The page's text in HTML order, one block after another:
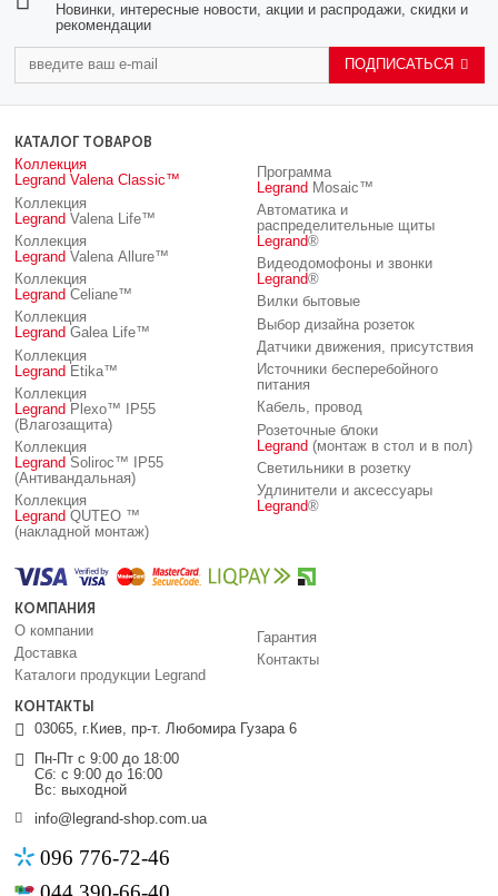
Новинки, интересные новости, акции и распродажи, скидки и
рекомендации
ПОДПИСАТЬСЯ
КОНТАКТЫ
03065, г.Киев, пр-т. Любомира Гузара 6
Пн-Пт с 9:00 до 18:00
Сб: с 9:00 до 16:00
Вс: выходной
info@legrand-shop.com.ua
096 776-72-46
КОМПАНИЯ
О компании
Доставка
Каталоги продукции Legrand
Гарантия
Контакты
КАТАЛОГ ТОВАРОВ
Коллекция
Legrand Valena Classic™
Коллекция
Legrand Valena Life™
Коллекция
Legrand Valena Allure™
Коллекция
Legrand Celiane™
Коллекция
Legrand Galea Life™
Коллекция
Legrand Etika™
Коллекция
Legrand Plexo™ IP55
(Влагозащита)
Коллекция
Legrand Soliroc™ IP55
(Антивандальная)
Коллекция
Legrand QUTEO ™
(накладной монтаж)
Программа
Legrand Mosaic™
Автоматика и
распределительные щиты
Legrand®
Видеодомофоны и звонки
Legrand®
Вилки бытовые
Выбор дизайна розеток
Датчики движения, присутствия
Источники бесперебойного
питания
Кабель, провод
Розеточные блоки
Legrand (монтаж в стол и в пол)
Светильники в розетку
Удлинители и аксессуары
Legrand®